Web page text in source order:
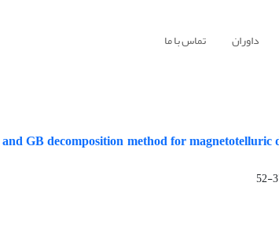
داوران تماس با ما
GB decomposition method for magnetotelluric